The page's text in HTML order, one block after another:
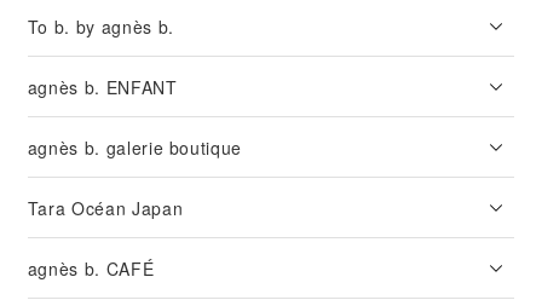
To b. by agnès b.
agnès b. ENFANT
agnès b. galerie boutique
Tara Océan Japan
agnès b. CAFÉ